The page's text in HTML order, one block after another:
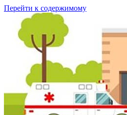
Перейти к содержимому